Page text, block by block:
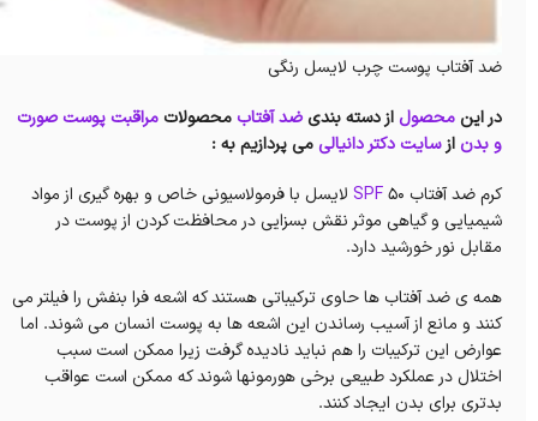
ضد آفتاب پوست چرب لایسل رنگی
در این محصول از دسته بندی ضد آفتاب محصولات مراقبت پوست صورت
و بدن ازسایت دکتر دانیالیمی پردازیم به :
کرم ضد آفتاب
SPF 50 لایسل با فرمولاسیونی خاص و بهره گیری از مواد
شیمیایی و گیاهی موثر نقش بسزایی در محافظت کردن از پوست در
مقابل نور خورشید دارد.
همه ی ضد آفتاب ها حاوی ترکیباتی هستند که اشعه فرا بنفش را فیلتر می
کنند و مانع از آسیب رساندن این اشعه ها به پوست انسان می شوند. اما
عوارض این ترکیبات را هم نباید نادیده گرفت زیرا ممکن است سبب
اختلال در عملکرد طبیعی برخی هورمونها شوند که ممکن است عواقب
بدتری برای بدن ایجاد کنند.